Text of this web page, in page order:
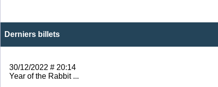
Derniers billets
30/12/2022 # 20:14
Year of the Rabbit ...